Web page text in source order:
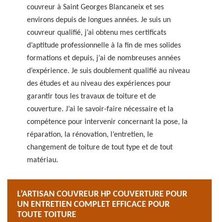
couvreur à Saint Georges Blancaneix et ses
environs depuis de longues années. Je suis un
couvreur qualifié, j’ai obtenu mes certificats
d’aptitude professionnelle à la fin de mes solides
formations et depuis, j’ai de nombreuses années
d’expérience. Je suis doublement qualifié au niveau
des études et au niveau des expériences pour
garantir tous les travaux de toiture et de
couverture. J’ai le savoir-faire nécessaire et la
compétence pour intervenir concernant la pose, la
réparation, la rénovation, l’entretien, le
changement de toiture de tout type et de tout
matériau.
L’ARTISAN COUVREUR HP COUVERTURE POUR
UN ENTRETIEN COMPLET EFFICACE POUR
TOUTE TOITURE